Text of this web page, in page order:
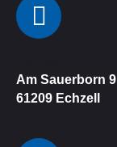
Am Sauerborn 9
61209 Echzell